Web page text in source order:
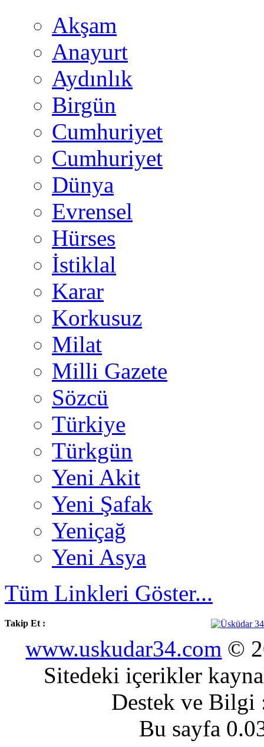
Akşam
Anayurt
Aydınlık
Birgün
Cumhuriyet
Cumhuriyet
Dünya
Evrensel
Hürses
İstiklal
Karar
Korkusuz
Milat
Milli Gazete
Sözcü
Türkiye
Türkgün
Yeni Akit
Yeni Şafak
Yeniçağ
Yeni Asya
Tüm Linkleri Göster...
Takip Et :
www.uskudar34.com ©
Sitedeki içerikler
Destek ve
Bu sayfa